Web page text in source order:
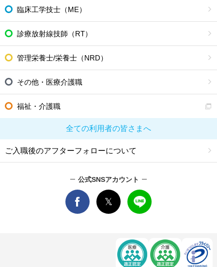
臨床工学技士（ME）
診療放射線技師（RT）
管理栄養士/栄養士（NRD）
その他・医療介護職
福祉・介護職
全ての利用者の皆さまへ
ご入職後のアフターフォローについて
公式SNSアカウント